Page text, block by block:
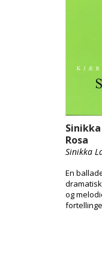
Rosa
Sinikka
En
og